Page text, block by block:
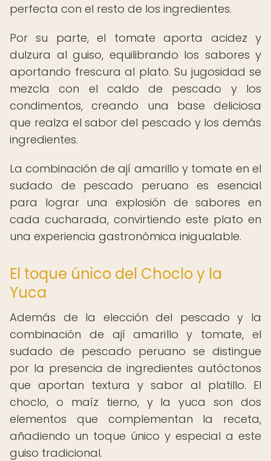
perfecta con el resto de los ingredientes.
Por su parte, el tomate aporta acidez y
dulzura al guiso, equilibrando los sabores y
aportando frescura al plato. Su jugosidad se
mezcla con el caldo de pescado y los
condimentos, creando una base deliciosa
que realza el sabor del pescado y los demás
ingredientes.
La combinación de ají amarillo y tomate en el
sudado de pescado peruano es esencial
para lograr una explosión de sabores en
cada cucharada, convirtiendo este plato en
una experiencia gastronómica inigualable.
El toque único del Choclo y la
Yuca
Además de la elección del pescado y la
combinación de ají amarillo y tomate, el
sudado de pescado peruano se distingue
por la presencia de ingredientes autóctonos
que aportan textura y sabor al platillo. El
choclo, o maíz tierno, y la yuca son dos
elementos que complementan la receta,
añadiendo un toque único y especial a este
guiso tradicional.